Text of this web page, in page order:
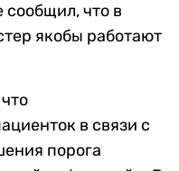
что в
якобы работают
что
в связи с
порога